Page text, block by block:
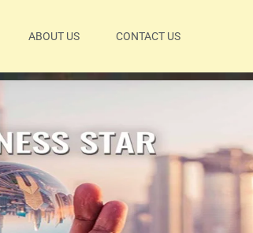
ABOUT US CONTACT US